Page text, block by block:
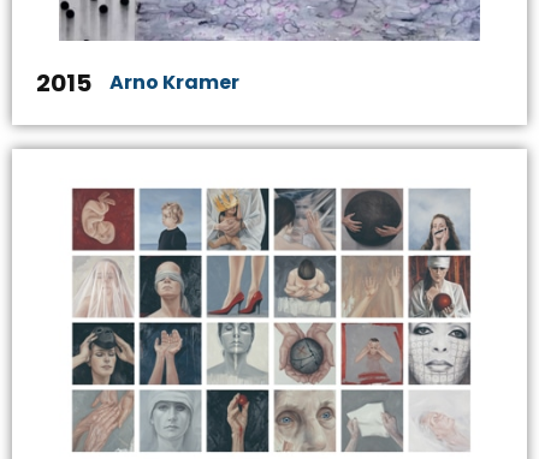
2015 Arno Kramer